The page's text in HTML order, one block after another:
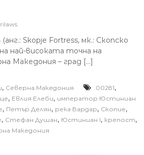
Skopje Fortress, мк.: Скопско
най-високата точна на
Македония – град […]
, Северна Македония 00281,
, Евлия Елеби, император Юстиниан
, Петър Делян, река Вардар, Скопие,
, Стефан Душан, Юстиниан I, крепост,
Македония